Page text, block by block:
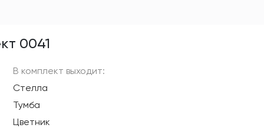
памятники
0041
В комплект выходит:
Стелла
Тумба
Цветник